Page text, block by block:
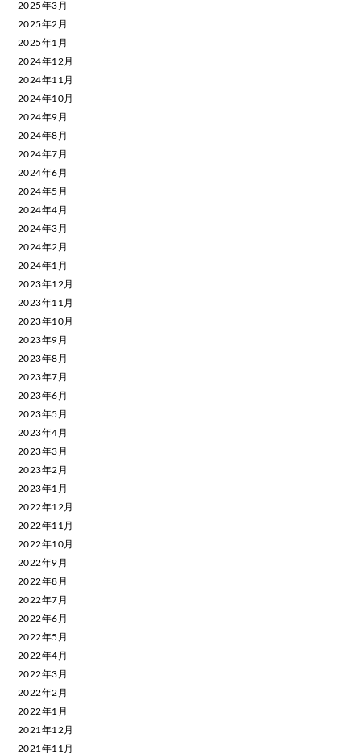
2025年3月
2025年2月
2025年1月
2024年12月
2024年11月
2024年10月
2024年9月
2024年8月
2024年7月
2024年6月
2024年5月
2024年4月
2024年3月
2024年2月
2024年1月
2023年12月
2023年11月
2023年10月
2023年9月
2023年8月
2023年7月
2023年6月
2023年5月
2023年4月
2023年3月
2023年2月
2023年1月
2022年12月
2022年11月
2022年10月
2022年9月
2022年8月
2022年7月
2022年6月
2022年5月
2022年4月
2022年3月
2022年2月
2022年1月
2021年12月
2021年11月